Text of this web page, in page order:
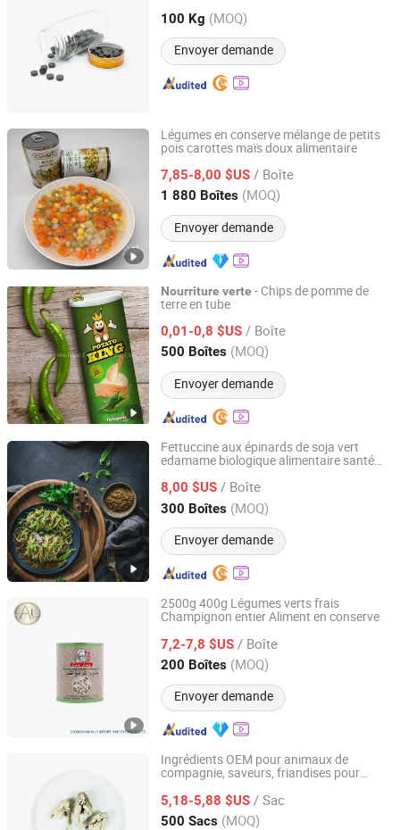
100 Kg (MOQ)
Envoyer demande
Shandong, China Depuis 2011
Légumes en conserve mélange de petits
pois carottes maïs doux alimentaire
7,85-8,00 $US / Boîte
1 880 Boîtes (MOQ)
Envoyer demande
Xiamen Oasis Food Co., Ltd.
Fujian, China Depuis 2024
Nourriture verte - Chips de pomme de
terre en tube
0,01-0,8 $US / Boîte
500 Boîtes (MOQ)
Envoyer demande
Guangdong Peke Food Enterprises Co., Ltd.
Guangdong, China Depuis 2020
Fettuccine aux épinards de soja vert
edamame biologique alimentaire santé
8,00 $US / Boîte
300 Boîtes (MOQ)
Envoyer demande
Tastell Import & Export Limited (Anhui)
Anhui, China Depuis 2023
2500g 400g Légumes verts frais
Champignon entier Aliment en conserve
7,2-7,8 $US / Boîte
200 Boîtes (MOQ)
Envoyer demande
Zhongshan Ally Import and Export Company Limited
Guangdong, China Depuis 2020
Ingrédients OEM pour animaux de
compagnie, saveurs, friandises pour
chiens, colliers de canard lyophilisés,
nourriture vertepour animaux
5,18-5,88 $US / Sac
500 Sacs (MOQ)
Qingdao Ezchong Biotechnology Co., Ltd.
Shandong, China Depuis 2023